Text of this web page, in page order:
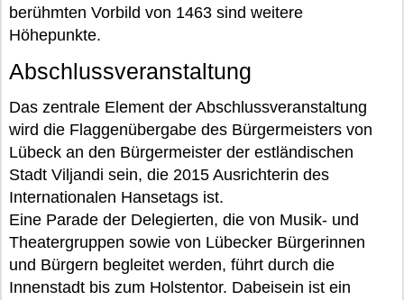
berühmten Vorbild von 1463 sind weitere
Höhepunkte.
Abschlussveranstaltung
Das zentrale Element der Abschlussveranstaltung
wird die Flaggenübergabe des Bürgermeisters von
Lübeck an den Bürgermeister der estländischen
Stadt Viljandi sein, die 2015 Ausrichterin des
Internationalen Hansetags ist.
Eine Parade der Delegierten, die von Musik- und
Theatergruppen sowie von Lübecker Bürgerinnen
und Bürgern begleitet werden, führt durch die
Innenstadt bis zum Holstentor. Dabeisein ist ein